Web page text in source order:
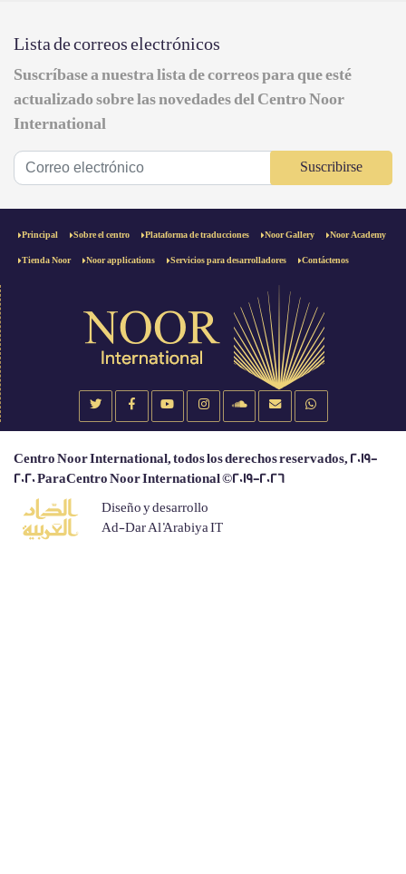
Lista de correos electrónicos
Suscríbase a nuestra lista de correos para que esté
actualizado sobre las novedades del Centro Noor
International
Suscribirse
Principal Sobre el centro Plataforma de traducciones Noor Gallery Noor Academy
Tienda Noor Noor applications Servicios para desarrolladores Contáctenos
Centro Noor International, todos los derechos reservados, 2019-
2020 ParaCentro Noor International ©2019-2026
Diseño y desarrollo
Ad-Dar Al 'Arabiya IT